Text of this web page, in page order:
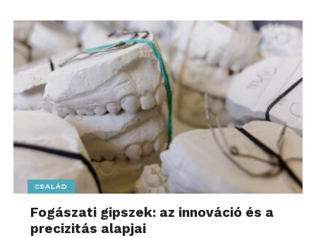
CSALÁD
Fogászati gipszek: az innováció és a
precizitás alapjai